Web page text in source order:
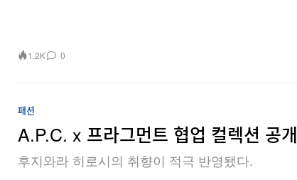
1.2K 0
패션
A.P.C. x 프라그먼트 협업 컬렉션 공개
후지와라 히로시의 취향이 적극 반영됐다.